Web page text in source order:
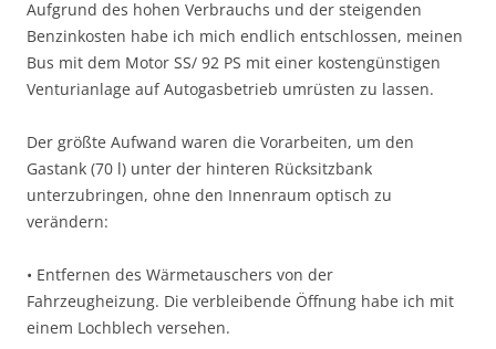
Aufgrund des hohen Verbrauchs und der steigenden
Benzinkosten habe ich mich endlich entschlossen, meinen
Bus mit dem Motor SS/ 92 PS mit einer kostengünstigen
Venturianlage auf Autogasbetrieb umrüsten zu lassen.
Der größte Aufwand waren die Vorarbeiten, um den
Gastank (70 l) unter der hinteren Rücksitzbank
unterzubringen, ohne den Innenraum optisch zu
verändern:
• Entfernen des Wärmetauschers von der
Fahrzeugheizung. Die verbleibende Öffnung habe ich mit
einem Lochblech versehen.